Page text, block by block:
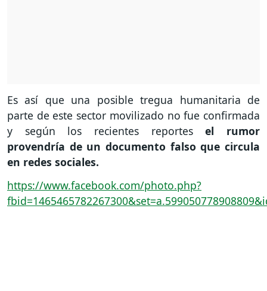
Es así que una posible tregua humanitaria de
parte de este sector movilizado no fue confirmada
y según los recientes reportesel rumor
provendría de un documento falso que circula
en redes sociales.
https://www.facebook.com/photo.php?